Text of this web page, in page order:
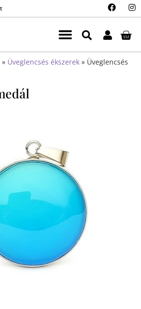
» Üveglencsés ékszerek » Üveglencsés